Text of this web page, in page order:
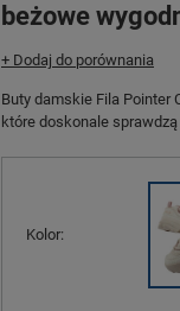
beżowe
+ Dodaj do porównania
Buty damskie Fila Pointer
które doskonale
Kolor